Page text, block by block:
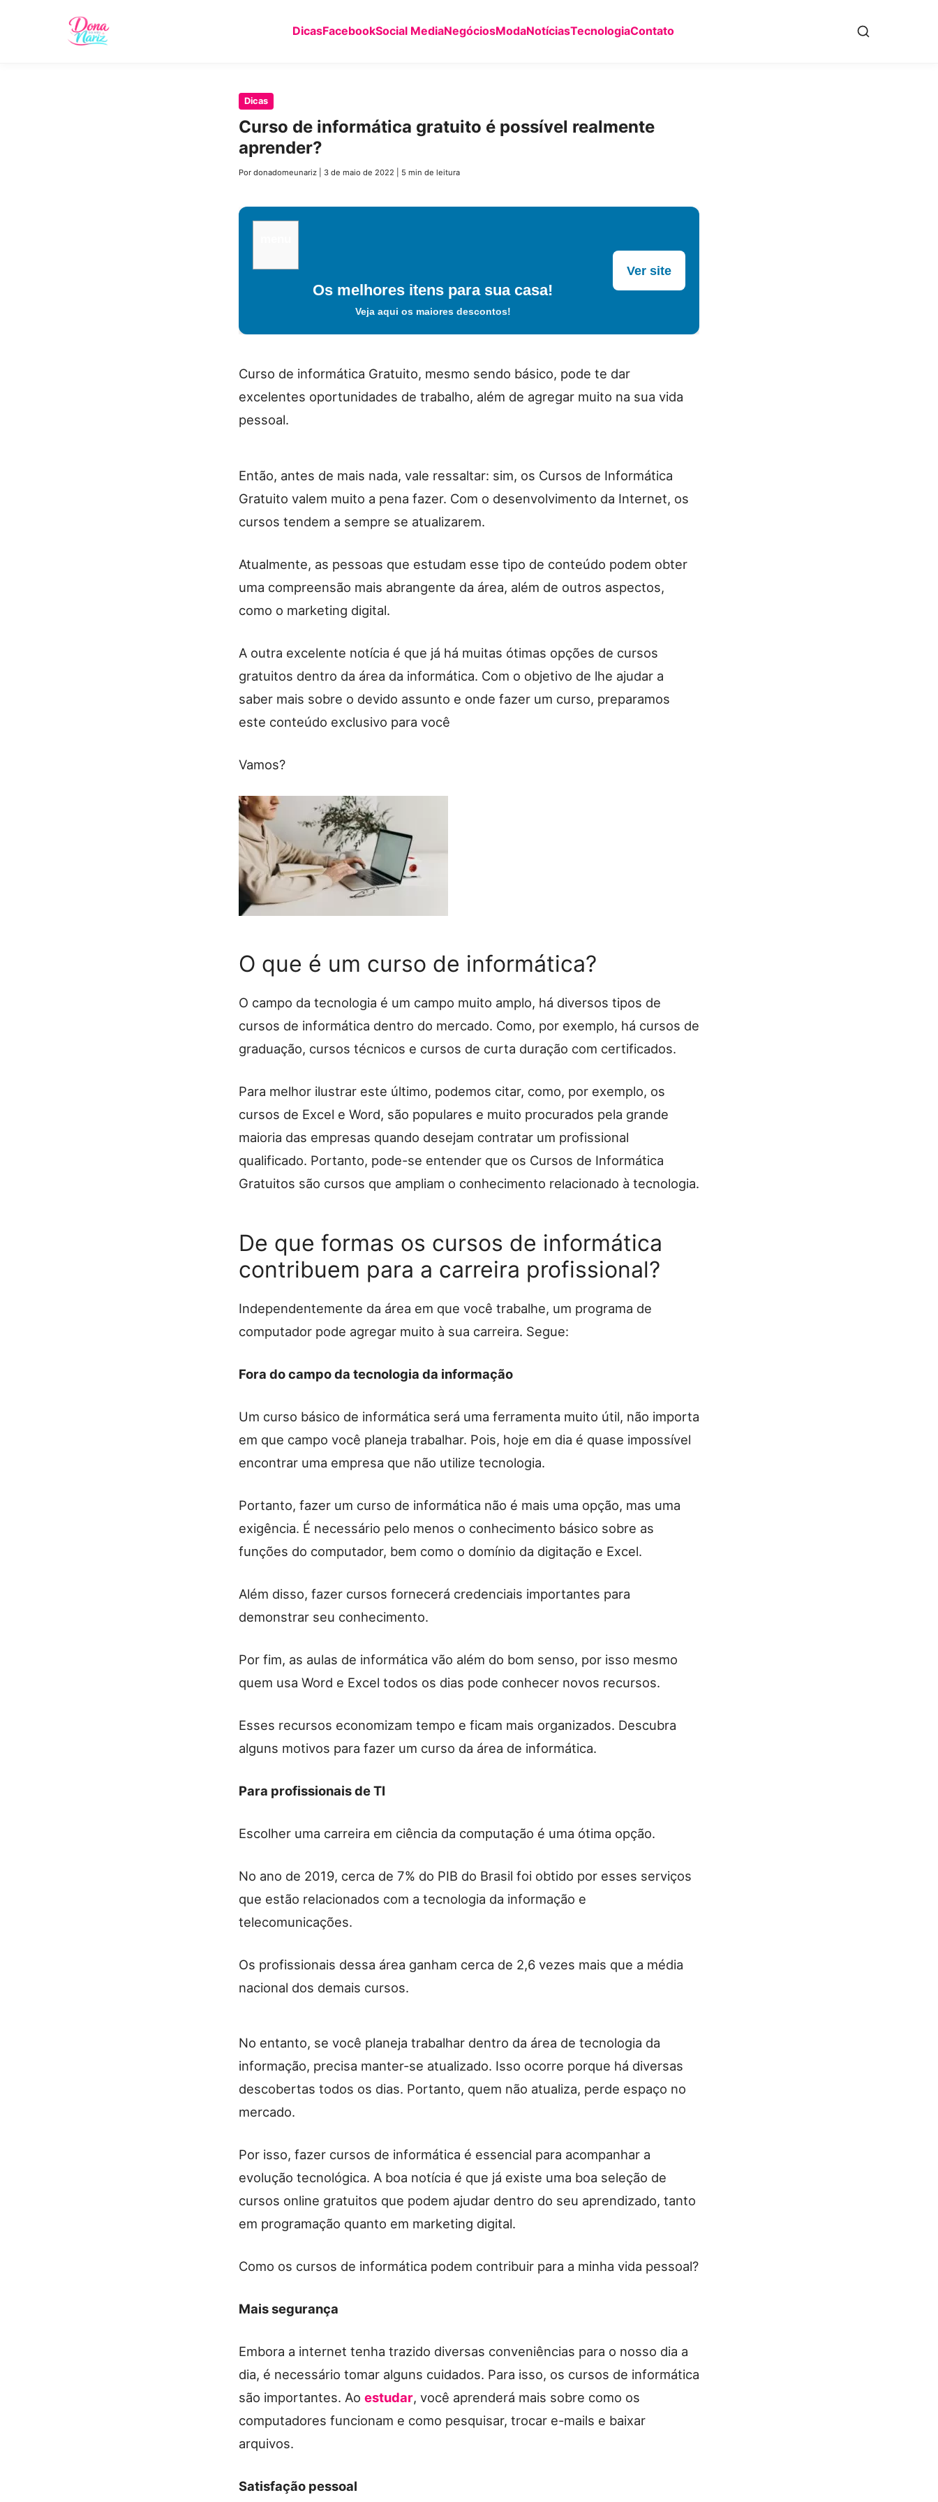
DicasFacebookSocial MediaNegóciosModaNotíciasTecnologiaContato
Dicas
Curso de informática gratuito é possível realmente
aprender?
Por donadomeunariz 3 de maio de 2022 5 min de leitura
Os melhores itens para sua casa!
Veja aqui os maiores descontos!
Ver site
Curso de informática Gratuito, mesmo sendo básico, pode te dar
excelentes oportunidades de trabalho, além de agregar muito na sua vida
pessoal.
Então, antes de mais nada, vale ressaltar: sim, os Cursos de Informática
Gratuito valem muito a pena fazer. Com o desenvolvimento da Internet, os
cursos tendem a sempre se atualizarem.
Atualmente, as pessoas que estudam esse tipo de conteúdo podem obter
uma compreensão mais abrangente da área, além de outros aspectos,
como o marketing digital.
A outra excelente notícia é que já há muitas ótimas opções de cursos
gratuitos dentro da área da informática. Com o objetivo de lhe ajudar a
saber mais sobre o devido assunto e onde fazer um curso, preparamos
este conteúdo exclusivo para você
Vamos?
O que é um curso de informática?
O campo da tecnologia é um campo muito amplo, há diversos tipos de
cursos de informática dentro do mercado. Como, por exemplo, há cursos de
graduação, cursos técnicos e cursos de curta duração com certificados.
Para melhor ilustrar este último, podemos citar, como, por exemplo, os
cursos de Excel e Word, são populares e muito procurados pela grande
maioria das empresas quando desejam contratar um profissional
qualificado. Portanto, pode-se entender que os Cursos de Informática
Gratuitos são cursos que ampliam o conhecimento relacionado à tecnologia.
De que formas os cursos de informática
contribuem para a carreira profissional?
Independentemente da área em que você trabalhe, um programa de
computador pode agregar muito à sua carreira. Segue:
Fora do campo da tecnologia da informação
Um curso básico de informática será uma ferramenta muito útil, não importa
em que campo você planeja trabalhar. Pois, hoje em dia é quase impossível
encontrar uma empresa que não utilize tecnologia.
Portanto, fazer um curso de informática não é mais uma opção, mas uma
exigência. É necessário pelo menos o conhecimento básico sobre as
funções do computador, bem como o domínio da digitação e Excel.
Além disso, fazer cursos fornecerá credenciais importantes para
demonstrar seu conhecimento.
Por fim, as aulas de informática vão além do bom senso, por isso mesmo
quem usa Word e Excel todos os dias pode conhecer novos recursos.
Esses recursos economizam tempo e ficam mais organizados. Descubra
alguns motivos para fazer um curso da área de informática.
Para profissionais de TI
Escolher uma carreira em ciência da computação é uma ótima opção.
No ano de 2019, cerca de 7% do PIB do Brasil foi obtido por esses serviços
que estão relacionados com a tecnologia da informação e
telecomunicações.
Os profissionais dessa área ganham cerca de 2,6 vezes mais que a média
nacional dos demais cursos.
No entanto, se você planeja trabalhar dentro da área de tecnologia da
informação, precisa manter-se atualizado. Isso ocorre porque há diversas
descobertas todos os dias. Portanto, quem não atualiza, perde espaço no
mercado.
Por isso, fazer cursos de informática é essencial para acompanhar a
evolução tecnológica. A boa notícia é que já existe uma boa seleção de
cursos online gratuitos que podem ajudar dentro do seu aprendizado, tanto
em programação quanto em marketing digital.
Como os cursos de informática podem contribuir para a minha vida pessoal?
Mais segurança
Embora a internet tenha trazido diversas conveniências para o nosso dia a
dia, é necessário tomar alguns cuidados. Para isso, os cursos de informática
são importantes. Ao estudar, você aprenderá mais sobre como os
computadores funcionam e como pesquisar, trocar e-mails e baixar
arquivos.
Satisfação pessoal